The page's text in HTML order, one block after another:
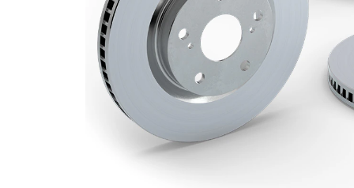
Centrovací
průměr
69 mm
Kruhový
vyvrt Ø 2
114,3
mm
povrch
nátěr